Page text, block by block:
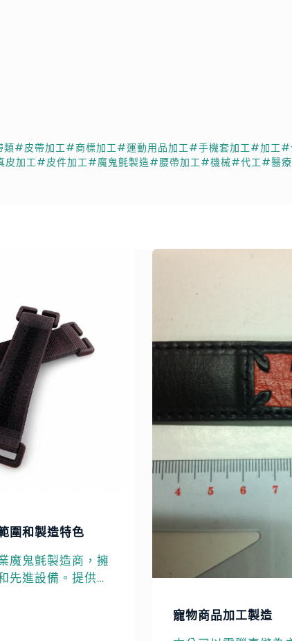
類#皮帶加工#商標加工#運動用品加工#手機套加工#加工#
皮加工#皮件加工#魔鬼氈製造#腰帶加工#機械#代工#醫
圍和製造特色
魔鬼氈製造商，擁
先進設備。提供高
寵物商品加工製造